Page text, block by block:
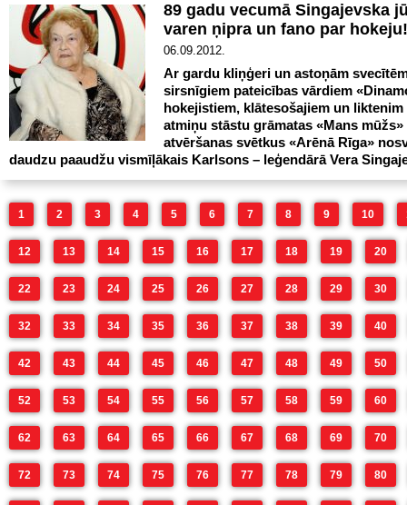
89 gadu vecumā Singajevska
varen ņipra un fano par
06.09.2012.
Ar gardu kliņģeri un astoņām
sirsnīgiem pateicības vārdiem
hokejistiem, klātesošajiem un liktenim
atmiņu stāstu grāmatas «Mans mūžs»
atvēršanas svētkus «Arēnā Rīga»
daudzu paaudžu vismīļākais Karlsons – leģendārā Vera
1 2 3 4 5 6 7 8 9 10
12 13 14 15 16 17 18 19 20
22 23 24 25 26 27 28 29 30
32 33 34 35 36 37 38 39 40
42 43 44 45 46 47 48 49 50
52 53 54 55 56 57 58 59 60
62 63 64 65 66 67 68 69 70
72 73 74 75 76 77 78 79 80